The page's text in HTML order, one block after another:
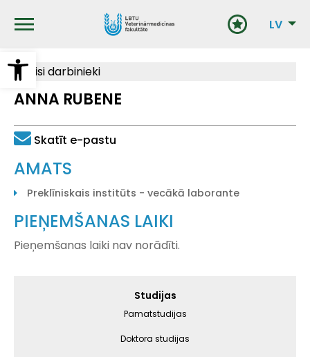
Open toolbar
galveno LV
Visi darbinieki
ANNA RUBENE
Skatīt e-pastu
AMATS
Preklīniskais institūts - vecākā laborante
PIEŅEMŠANAS LAIKI
Pieņemšanas laiki nav norādīti.
Studijas
Pamatstudijas
Doktora studijas